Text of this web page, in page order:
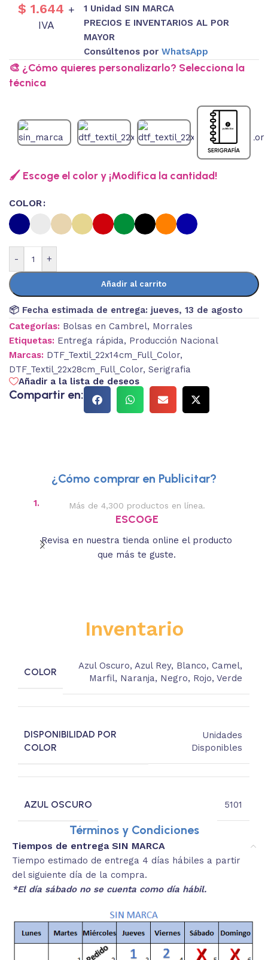
$ 1.644 +
IVA
1 Unidad SIN MARCA
PRECIOS E INVENTARIOS AL POR
MAYOR
Consúltenos por WhatsApp
🎨 ¿Cómo quieres personalizarlo? Selecciona la
técnica
🖌️ Escoge el color y ¡Modifica la cantidad!
COLOR
- +
Añadir al carrito
📦 Fecha estimada de entrega: jueves, 13 de agosto
Categorías: Bolsas en Cambrel, Morrales
Etiquetas: Entrega rápida, Producción Nacional
Marcas: DTF_Textil_22x14cm_Full_Color,
DTF_Textil_22x28cm_Full_Color, Serigrafia
Añadir a la lista de deseos
Compartir en:
¿Cómo comprar en Publicitar?
1. Más de 4,300 productos en línea.
ESCOGE
Revisa en nuestra tienda online el producto
que más te guste.
Inventario
COLOR
Azul Oscuro,Azul Rey, Blanco,Camel,
Marfil, Naranja, Negro, Rojo,Verde
DISPONIBILIDAD POR
COLOR
Unidades
Disponibles
AZUL OSCURO 5101
Términos y Condiciones
Tiempos de entrega SIN MARCA
Tiempo estimado de entrega 4 días hábiles a partir
del siguiente día de la compra.
*El día sábado no se cuenta como día hábil.